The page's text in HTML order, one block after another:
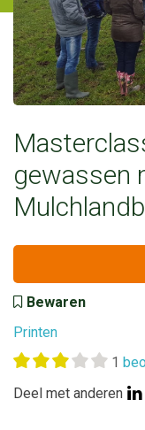
gewassen
Bewaren
Printen
1
Deel met anderen